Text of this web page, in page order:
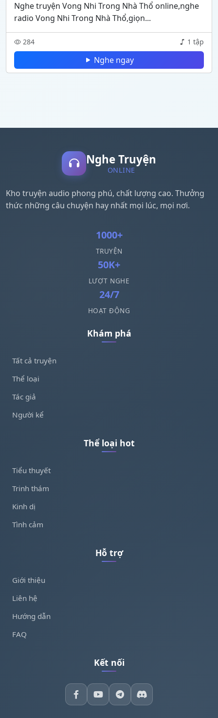
Nghe truyện Vong Nhi Trong Nhà Thổ online,nghe
radio Vong Nhi Trong Nhà Thổ,giọn...
284 1 tập
Nghe ngay
Nghe Truyện
ONLINE
Kho truyện audio phong phú, chất lượng cao. Thưởng
thức những câu chuyện hay nhất mọi lúc, mọi nơi.
1000+
TRUYỆN
50K+
LƯỢT NGHE
24/7
HOẠT ĐỘNG
Khám phá
Tất cả truyện
Thể loại
Tác giả
Người kể
Thể loại hot
Tiểu thuyết
Trinh thám
Kinh dị
Tình cảm
Hỗ trợ
Giới thiệu
Liên hệ
Hướng dẫn
FAQ
Kết nối